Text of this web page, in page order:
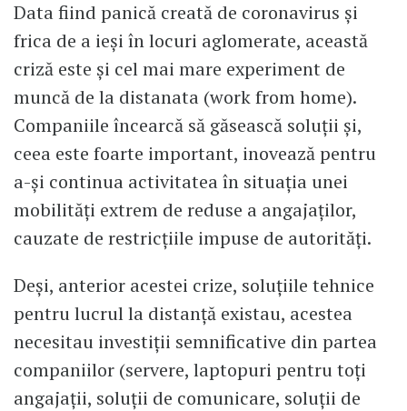
Data fiind panică creată de coronavirus și
frica de a ieși în locuri aglomerate, această
criză este și cel mai mare experiment de
muncă de la distanata (work from home).
Companiile încearcă să găsească soluții și,
ceea este foarte important, inovează pentru
a-și continua activitatea în situația unei
mobilități extrem de reduse a angajaților,
cauzate de restricțiile impuse de autorități.
Deși, anterior acestei crize, soluțiile tehnice
pentru lucrul la distanță existau, acestea
necesitau investiții semnificative din partea
companiilor (servere, laptopuri pentru toți
angajații, soluții de comunicare, soluții de